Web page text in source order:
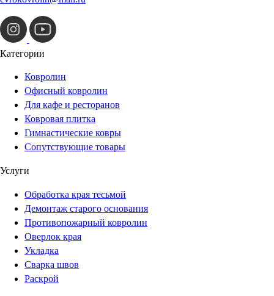
Категории
Ковролин
Офисный ковролин
Для кафе и ресторанов
Ковровая плитка
Гимнастические ковры
Сопутствующие товары
Услуги
Обработка края тесьмой
Демонтаж старого основания
Противопожарный ковролин
Оверлок края
Укладка
Сварка швов
Раскрой